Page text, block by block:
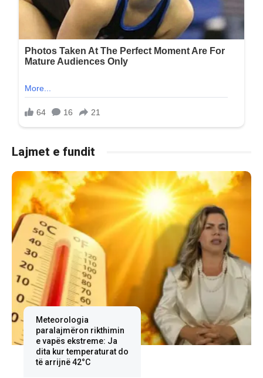
Lajmet e fundit
Meteorologia
paralajmëron rikthimin
e vapës ekstreme: Ja
dita kur temperaturat do
të arrijnë 42°C